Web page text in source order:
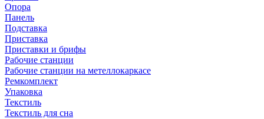
Опора
Панель
Подставка
Приставка
Приставки и брифы
Рабочие станции
Рабочие станции на метеллокаркасе
Ремкомплект
Упаковка
Текстиль
Текстиль для сна